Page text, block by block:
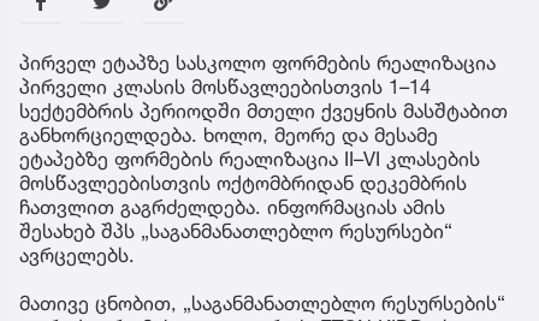
პირველ ეტაპზე სასკოლო ფორმების რეალიზაცია
პირველი კლასის მოსწავლეებისთვის 1–14
სექტემბრის პერიოდში მთელი ქვეყნის მასშტაბით
განხორციელდება. ხოლო, მეორე და მესამე
ეტაპებზე ფორმების რეალიზაცია II–VI კლასების
მოსწავლეებისთვის ოქტომბრიდან დეკემბრის
ჩათვლით გაგრძელდება. ინფორმაციას ამის
შესახებ შპს „საგანმანათლებლო რესურსები“
ავრცელებს.
მათივე ცნობით, „საგანმანათლებლო რესურსების“